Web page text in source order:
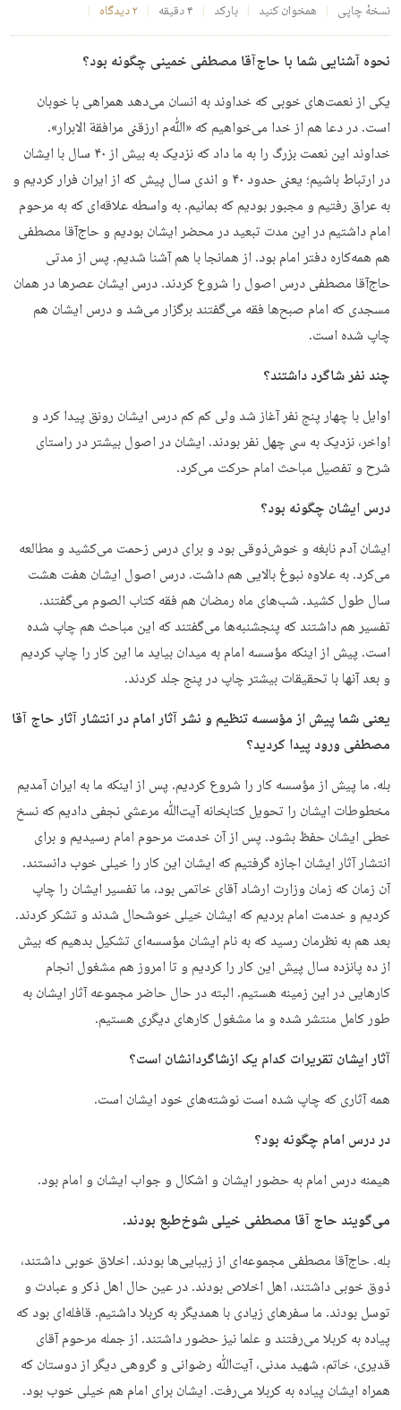
نسخهٔ چاپی همخوان کنید بارکد ۴ دقیقه ۲ دیدگاه
نحوه آشنایی شما با حاج‌آقا مصطفی خمینی چگونه بود؟
یکی از نعمت‌های خوبی که خداوند به انسان می‌دهد همراهی با خوبان
است. در دعا هم از خدا می‌خواهیم که «ﷲم ارزقنی مرافقة الابرار».
خداوند این نعمت بزرگ را به ما داد که نزدیک به بیش از ۴۰ سال با ایشان
در ارتباط باشیم؛ یعنی حدود ۴۰ و اندی سال پیش که از ایران فرار کردیم و
به عراق رفتیم و مجبور بودیم که بمانیم. به واسطه علاقه‌ای که به مرحوم
امام داشتیم در این مدت تبعید در محضر ایشان بودیم و حاج‌آقا مصطفی
هم همه‌کاره دفتر امام بود. از همانجا با هم آشنا شدیم. پس از مدتی
حاج‌آقا مصطفی درس اصول را شروع کردند. درس ایشان عصرها در همان
مسجدی که امام صبح‌ها فقه می‌گفتند برگزار می‌شد و درس ایشان هم
چاپ شده است.
چند نفر شاگرد داشتند؟
اوایل با چهار پنج نفر آغاز شد ولی کم کم درس ایشان رونق پیدا کرد و
اواخر، نزدیک به سی چهل نفر بودند. ایشان در اصول بیشتر در راستای
شرح و تفصیل مباحث امام حرکت می‌کرد.
درس ایشان چگونه بود؟
ایشان آدم نابغه و خوش‌ذوقی بود و برای درس زحمت می‌کشید و مطالعه
می‌کرد. به علاوه نبوغ بالایی هم داشت. درس اصول ایشان هفت هشت
سال طول کشید. شب‌های ماه رمضان هم فقه کتاب الصوم می‌گفتند.
تفسیر هم داشتند که پنجشنبه‌ها می‌گفتند که این مباحث هم چاپ شده
است. پیش از اینکه مؤسسه امام به میدان بیاید ما این کار را چاپ کردیم
و بعد آنها با تحقیقات بیشتر چاپ در پنج جلد کردند.
یعنی شما پیش از مؤسسه تنظیم و نشر آثار امام در انتشار آثار حاج آقا
مصطفی ورود پیدا کردید؟
بله. ما پیش از مؤسسه کار را شروع کردیم. پس از اینکه ما به ایران آمدیم
مخطوطات ایشان را تحویل کتابخانه آیت‌ﷲ مرعشی نجفی دادیم که نسخ
خطی ایشان حفظ بشود. پس از آن خدمت مرحوم امام رسیدیم و برای
انتشار آثار ایشان اجازه گرفتیم که ایشان این کار را خیلی خوب دانستند.
آن زمان که زمان وزارت ارشاد آقای خاتمی بود، ما تفسیر ایشان را چاپ
کردیم و خدمت امام بردیم که ایشان خیلی خوشحال شدند و تشکر کردند.
بعد هم به نظرمان رسید که به نام ایشان مؤسسه‌ای تشکیل بدهیم که بیش
از ده پانزده سال پیش این کار را کردیم و تا امروز هم مشغول انجام
کارهایی در این زمینه هستیم. البته در حال حاضر مجموعه آثار ایشان به
طور کامل منتشر شده و ما مشغول کارهای دیگری هستیم.
آثار ایشان تقریرات کدام یک ازشاگردانشان است؟
همه آثاری که چاپ شده است نوشته‌های خود ایشان است.
در درس امام چگونه بود؟
هیمنه درس امام به حضور ایشان و اشکال و جواب ایشان و امام بود.
می‌گویند حاج آقا مصطفی خیلی شوخ‌طبع بودند.
بله. حاج‌آقا مصطفی مجموعه‌ای از زیبایی‌ها بودند. اخلاق خوبی داشتند،
ذوق خوبی داشتند، اهل اخلاص بودند. در عین حال اهل ذکر و عبادت و
توسل بودند. ما سفرهای زیادی با همدیگر به کربلا داشتیم. قافله‌ای بود که
پیاده به کربلا می‌رفتند و علما نیز حضور داشتند. از جمله مرحوم آقای
قدیری، خاتم، شهید مدنی، آیت‌ﷲ رضوانی و گروهی دیگر از دوستان که
همراه ایشان پیاده به کربلا می‌رفت. ایشان برای امام هم خیلی خوب بود.